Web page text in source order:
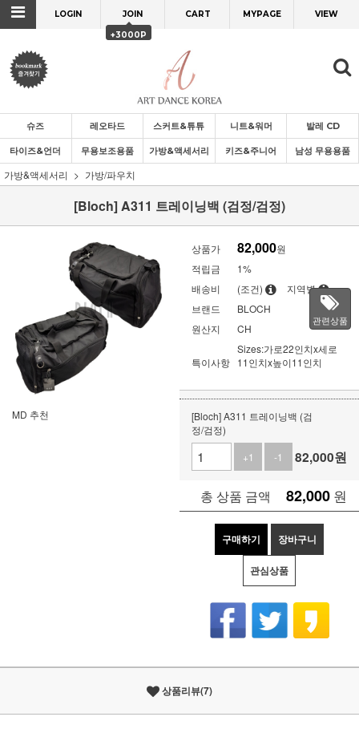
LOGIN
JOIN
+3000P
CART MYPAGE VIEW
슈즈 레오타드 스커트&튜튜 니트&워머 발레 CD
타이즈&언더 무용보조용품 가방&액세서리 키즈&주니어 남성 무용용품
가방&액세서리 가방/파우치
[Bloch] A311 트레이닝백 (검정/검정)
MD 추천
상품가 82,000원
적립금
1%
배송비
(조건)
지역별
브랜드
BLOCH
원산지
CH
특이사항
Sizes:가로22인치x세로
11인치x높이11인치
관련상품
[Bloch] A311 트레이닝백 (검
정/검정)
+1
-1 82,000원
총 상품 금액 82,000 원
구매하기 장바구니
관심상품
상품리뷰(7)